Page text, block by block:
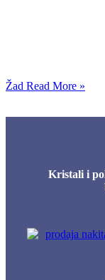
Žad Read More »
Kristali i